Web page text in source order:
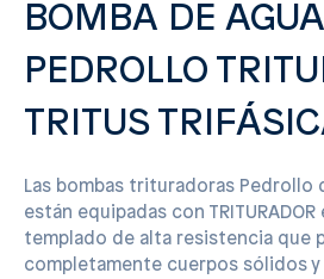
BOMBA DE AGUA
PEDROLLO
TRITUS
Las bombas trituradoras Pedrollo
están equipadas con
templado de alta resistencia que
completamente cuerpos sólidos